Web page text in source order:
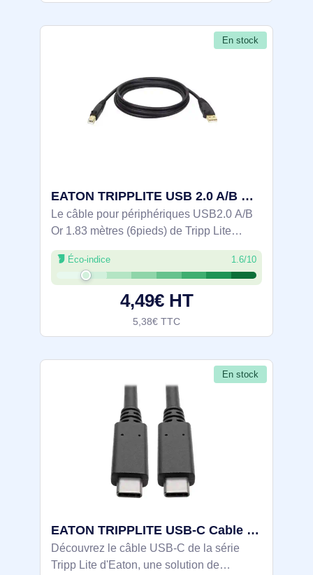
En stock
EATON TRIPPLITE USB 2.0 A/B Cable M/M 6ft. 1.83m Tripp - U022-006
Le câble pour périphériques USB2.0 A/B
Or 1.83 mètres (6pieds) de Tripp Lite
respecte ou dépasse les spécifications
USB 2.0. Connecte un appareil USB sur le
port USB d'un ordinateur ou d'un hub.
Éco-indice 1.6/10
4,49€ HT
5,38€ TTC
En stock
EATON TRIPPLITE USB-C Cable M/M - USB 3.1 Gen 2 - U420-003-G2-5A
Découvrez le câble USB-C de la série
Tripp Lite d'Eaton, une solution de